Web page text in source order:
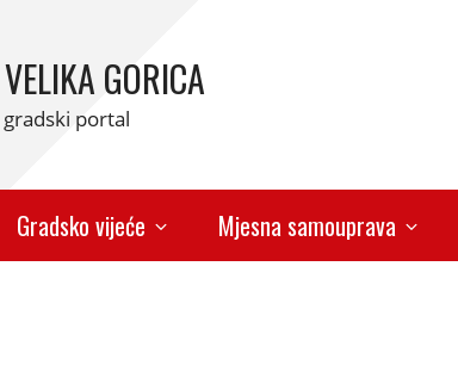
VELIKA GORICA
portal
Gradsko vijeće Mjesna samouprava